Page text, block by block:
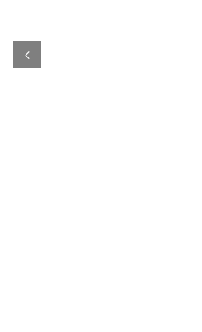
Prev